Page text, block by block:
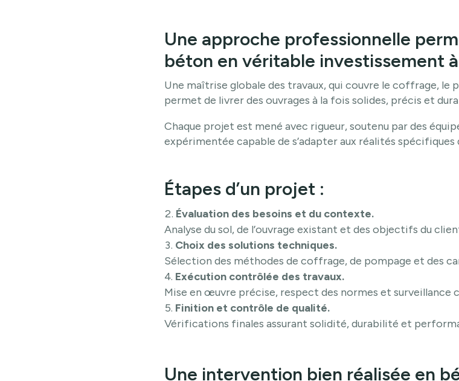
Une approche professionnelle
béton en véritable investissement
Une maîtrise globale des travaux, qui couvre le coffrage,
permet de livrer des ouvrages à la fois solides, précis et
Chaque projet est mené avec rigueur, soutenu par des
expérimentée capable de s’adapter aux réalités spécifiques
Étapes d’un projet :
Évaluation des besoins et du contexte.
Analyse du sol, de l’ouvrage existant et des objectifs du
Choix des solutions techniques.
Sélection des méthodes de coffrage, de pompage et des
Exécution contrôlée des travaux.
Mise en œuvre précise, respect des normes et surveillance
Finition et contrôle de qualité.
Vérifications finales assurant solidité, durabilité et
Une intervention bien réalisée en